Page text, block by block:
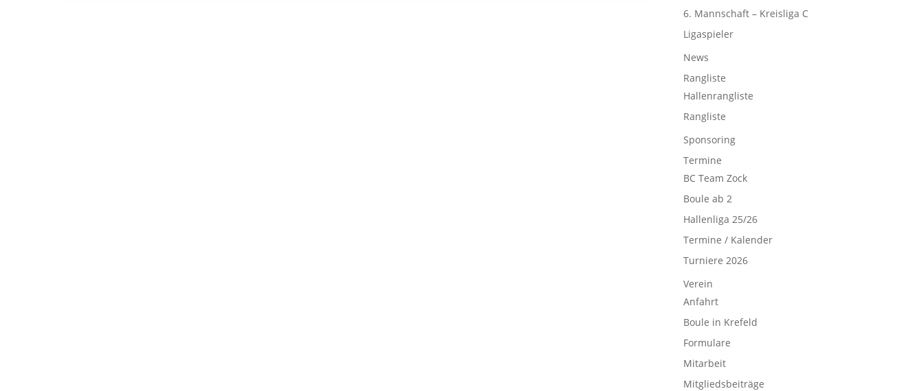
6. Mannschaft – Kreisliga C
Ligaspieler
News
Rangliste
Hallenrangliste
Rangliste
Sponsoring
Termine
BC Team Zock
Boule ab 2
Hallenliga 25/26
Termine / Kalender
Turniere 2026
Verein
Anfahrt
Boule in Krefeld
Formulare
Mitarbeit
Mitgliedsbeiträge